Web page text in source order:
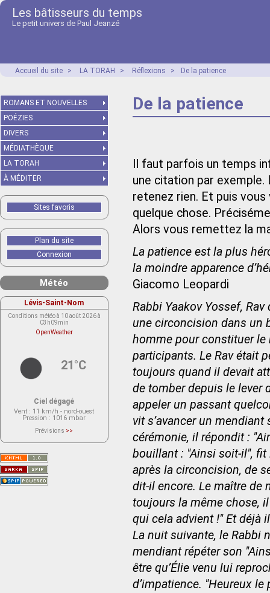
Les bâtisseurs du temps
Le petit univers de Paul Jeanzé
Accueil du site > LA TORAH > Réflexions > De la patience
De la patience
Il faut parfois un temps
une citation par exemple.
retenez rien. Et puis
quelque chose.
Alors vous remettez la
La patience est la plus
la moindre apparence
Giacomo Leopardi
Rabbi Yaakov Yossef,
une circoncision dans un
homme pour constituer
participants. Le Rav était
toujours quand il devait
de tomber depuis le lever
appeler un passant
vit s’avancer un
cérémonie, il répondit :
bouillant : "Ainsi soit-il", fit
après la circoncision, de
dit-il encore. Le maître de
toujours la même chose,
qui cela advient !" Et déjà
La nuit suivante, le Rabbi
mendiant répéter son
être qu’Élie venu lui
d’impatience. "Heureux
ROMANS ET NOUVELLES
POÉZIES
DIVERS
MÉDIATHÈQUE
LA TORAH
À MÉDITER
Sites favoris
Plan du site
Connexion
Météo
Lévis-Saint-Nom
Conditions météo à 10 août 2026 à
03h09min
OpenWeather
21°C
Ciel dégagé
Vent : 11 km/h - nord-ouest
Pression : 1016 mbar
Prévisions >>
actuellement aucune prévision
Saint-Nom.
Veuillez consulter le message du
service ci-dessous.
(401 - Invalid API key. Please see
https://openweathermap.org/faq#error401